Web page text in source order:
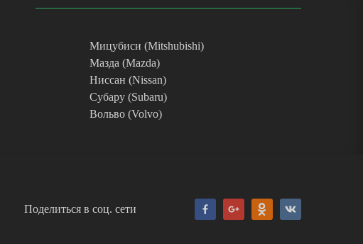
Мицубиси (Mitshubishi)
Мазда (Mazda)
Ниссан (Nissan)
Субару (Subaru)
Вольво (Volvo)
Поделиться в соц. сети